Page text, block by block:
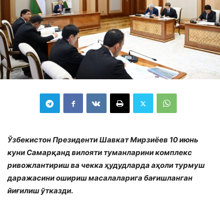
Ўзбекистон Президенти Шавкат Мирзиёев 10 июнь
куни Самарқанд вилояти туманларини комплекс
ривожлантириш ва чекка ҳудудларда аҳоли турмуш
даражасини ошириш масалаларига бағишланган
йиғилиш ўтказди.